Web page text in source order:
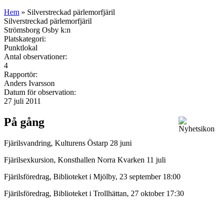
Hem » Silverstreckad pärlemorfjäril
Silverstreckad pärlemorfjäril
Strömsborg Osby k:n
Platskategori:
Punktlokal
Antal observationer:
4
Rapportör:
Anders Ivarsson
Datum för observation:
27 juli 2011
På gång
Fjärilsvandring, Kulturens Östarp 28 juni
Fjärilsexkursion, Konsthallen Norra Kvarken 11 juli
Fjärilsföredrag, Biblioteket i Mjölby, 23 september 18:00
Fjärilsföredrag, Biblioteket i Trollhättan, 27 oktober 17:30